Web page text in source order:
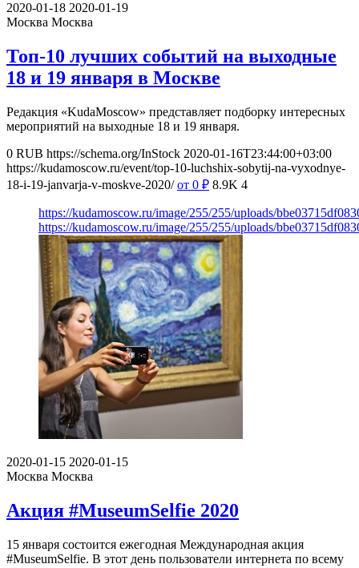
2020-01-18 2020-01-19
Москва Москва
Топ-10 лучших событий на выходные
18 и 19 января в Москве
Редакция «KudaMoscow» представляет подборку интересных
мероприятий на выходные 18 и 19 января.
0 RUB https://schema.org/InStock 2020-01-16T23:44:00+03:00
https://kudamoscow.ru/event/top-10-luchshix-sobytij-na-vyxodnye-
18-i-19-janvarja-v-moskve-2020/ от 0 ₽ 8.9K 4
https://kudamoscow.ru/image/255/255/uploads/
https://kudamoscow.ru/image/255/255/uploads/
2020-01-15 2020-01-15
Москва Москва
Акция #MuseumSelfie 2020
15 января состоится ежегодная Международная акция
#MuseumSelfie. В этот день пользователи интернета по всему